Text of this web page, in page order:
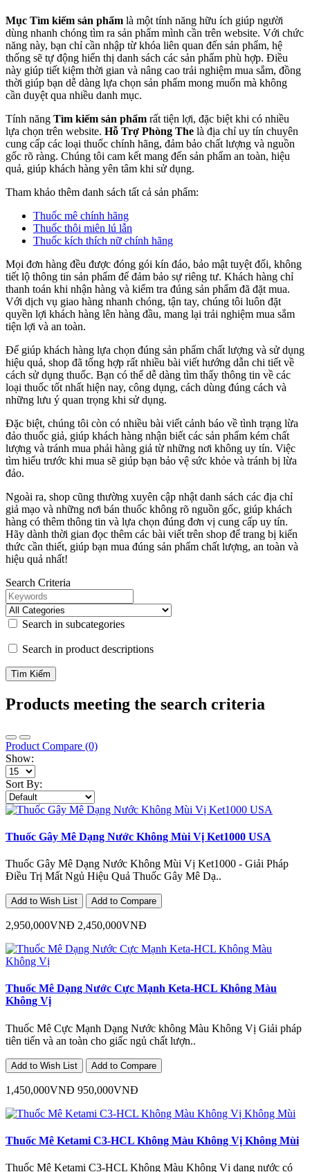
Mục Tìm kiếm sản phẩm là một tính năng hữu ích giúp người
dùng nhanh chóng tìm ra sản phẩm mình cần trên website. Với chức
năng này, bạn chỉ cần nhập từ khóa liên quan đến sản phẩm, hệ
thống sẽ tự động hiển thị danh sách các sản phẩm phù hợp. Điều
này giúp tiết kiệm thời gian và nâng cao trải nghiệm mua sắm, đồng
thời giúp bạn dễ dàng lựa chọn sản phẩm mong muốn mà không
cần duyệt qua nhiều danh mục.
Tính năng Tìm kiếm sản phẩm rất tiện lợi, đặc biệt khi có nhiều
lựa chọn trên website. Hỗ Trợ Phòng The là địa chỉ uy tín chuyên
cung cấp các loại thuốc chính hãng, đảm bảo chất lượng và nguồn
gốc rõ ràng. Chúng tôi cam kết mang đến sản phẩm an toàn, hiệu
quả, giúp khách hàng yên tâm khi sử dụng.
Tham khảo thêm danh sách tất cả sản phẩm:
Thuốc mê chính hãng
Thuốc thôi miên lú lẫn
Thuốc kích thích nữ chính hãng
Mọi đơn hàng đều được đóng gói kín đáo, bảo mật tuyệt đối, không
tiết lộ thông tin sản phẩm để đảm bảo sự riêng tư. Khách hàng chỉ
thanh toán khi nhận hàng và kiểm tra đúng sản phẩm đã đặt mua.
Với dịch vụ giao hàng nhanh chóng, tận tay, chúng tôi luôn đặt
quyền lợi khách hàng lên hàng đầu, mang lại trải nghiệm mua sắm
tiện lợi và an toàn.
Để giúp khách hàng lựa chọn đúng sản phẩm chất lượng và sử dụng
hiệu quả, shop đã tổng hợp rất nhiều bài viết hướng dẫn chi tiết về
cách sử dụng thuốc. Bạn có thể dễ dàng tìm thấy thông tin về các
loại thuốc tốt nhất hiện nay, công dụng, cách dùng đúng cách và
những lưu ý quan trọng khi sử dụng.
Đặc biệt, chúng tôi còn có nhiều bài viết cảnh báo về tình trạng lừa
đảo thuốc giả, giúp khách hàng nhận biết các sản phẩm kém chất
lượng và tránh mua phải hàng giả từ những nơi không uy tín. Việc
tìm hiểu trước khi mua sẽ giúp bạn bảo vệ sức khỏe và tránh bị lừa
đảo.
Ngoài ra, shop cũng thường xuyên cập nhật danh sách các địa chỉ
giả mạo và những nơi bán thuốc không rõ nguồn gốc, giúp khách
hàng có thêm thông tin và lựa chọn đúng đơn vị cung cấp uy tín.
Hãy dành thời gian đọc thêm các bài viết trên shop để trang bị kiến
thức cần thiết, giúp bạn mua đúng sản phẩm chất lượng, an toàn và
hiệu quả nhất!
Search Criteria
Search in subcategories
Search in product descriptions
Products meeting the search criteria
Product Compare (0)
Show:
Sort By:
Thuốc Gây Mê Dạng Nước Không Mùi Vị Ket1000 USA
Thuốc Gây Mê Dạng Nước Không Mùi Vị Ket1000 - Giải Pháp
Điều Trị Mất Ngủ Hiệu Quả Thuốc Gây Mê Dạ..
Add to Wish List Add to Compare
2,950,000VNĐ 2,450,000VNĐ
Thuốc Mê Dạng Nước Cực Mạnh Keta-HCL Không Màu
Không Vị
Thuốc Mê Cực Mạnh Dạng Nước không Màu Không Vị Giải pháp
tiên tiến và an toàn cho giấc ngủ chất lượn..
Add to Wish List Add to Compare
1,450,000VNĐ 950,000VNĐ
Thuốc Mê Ketami C3-HCL Không Màu Không Vị Không Mùi
Thuốc Mê Ketami C3-HCL Không Màu Không Vị dạng nước có